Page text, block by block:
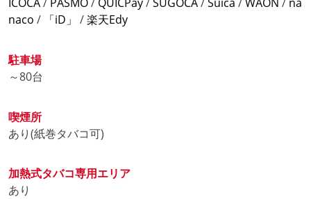
ナイトパック9時間 1900円
ナイトパック12時間 2420円
ます。
※金曜日20時以降のご入店は土日祝料金となります。
4時間パック1320円
6時間パック 1980円
12時間パック2970 円
24時間パック4950円
ICOCA/ PASMO/ QUICPay/ SUGOCA/ Suica / WAON / na
naco / 「iD」 /楽天Edy
駐車場
～80台
喫煙所
あり(紙巻タバコ可)
加熱式タバコ専用エリア
あり